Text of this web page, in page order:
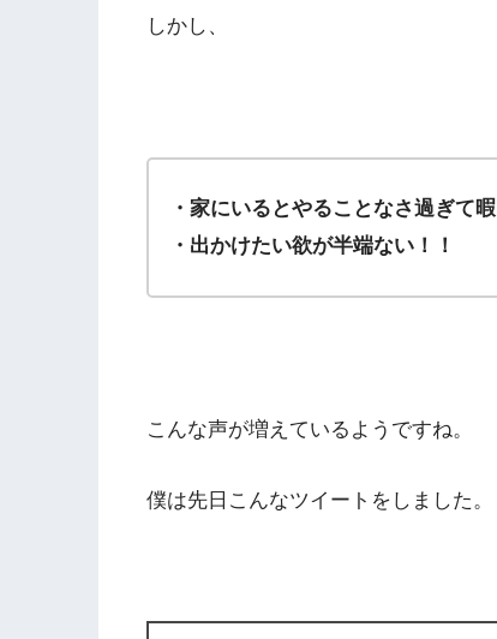
しかし、
・家にいるとやることなさ過ぎて暇
・出かけたい欲が半端ない！！
こんな声が増えているようですね。
僕は先日こんなツイートをしました。